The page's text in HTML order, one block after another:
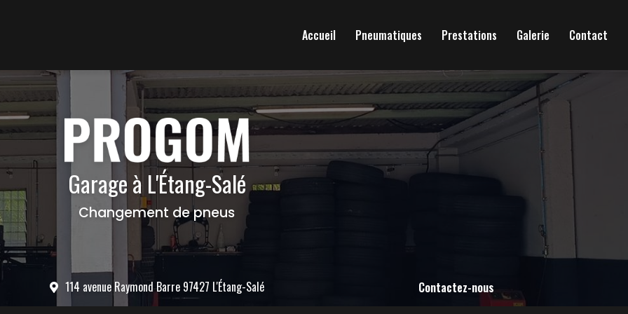
Accueil
Pneumatiques Prestations Galerie Contact
Garage à L'Étang-Salé
Changement de pneus
114 avenue Raymond Barre 97427 L'Étang-Salé Contactez-nous